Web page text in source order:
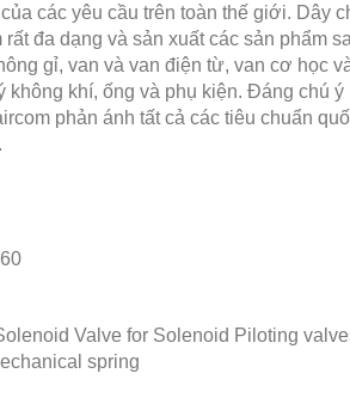
các yêu cầu trên toàn thế giới. Dây
rất đa dạng và sản xuất các sản phẩm
gỉ, van và van điện từ, van cơ học
không khí, ống và phụ kiện. Đáng chú ý
phản ánh tất cả các tiêu chuẩn
Valve for Solenoid Piloting
spring